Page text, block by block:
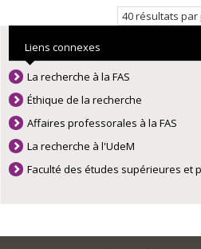
40 résultats par
Liens connexes
La recherche à la FAS
Éthique de la recherche
Affaires professorales à la FAS
La recherche à l'UdeM
Faculté des études supérieures et